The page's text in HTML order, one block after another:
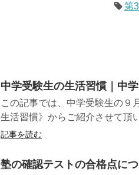
第
中学受験生の生活習慣｜中
この記事では、中学受験生の９
生活習慣》からご紹介させて頂
記事を読む
塾の確認テストの合格点に